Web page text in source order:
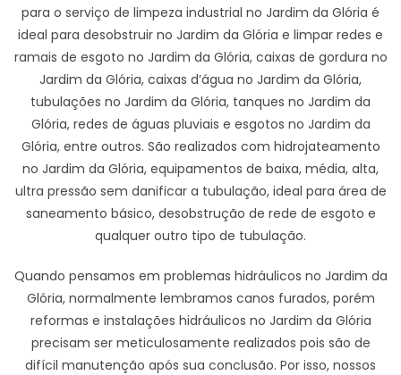
para o serviço de limpeza industrial no Jardim da Glória é
ideal para desobstruir no Jardim da Glória e limpar redes e
ramais de esgoto no Jardim da Glória, caixas de gordura no
Jardim da Glória, caixas d’água no Jardim da Glória,
tubulações no Jardim da Glória, tanques no Jardim da
Glória, redes de águas pluviais e esgotos no Jardim da
Glória, entre outros. São realizados com hidrojateamento
no Jardim da Glória, equipamentos de baixa, média, alta,
ultra pressão sem danificar a tubulação, ideal para área de
saneamento básico, desobstrução de rede de esgoto e
qualquer outro tipo de tubulação.
Quando pensamos em problemas hidráulicos no Jardim da
Glória, normalmente lembramos canos furados, porém
reformas e instalações hidráulicos no Jardim da Glória
precisam ser meticulosamente realizados pois são de
difícil manutenção após sua conclusão. Por isso, nossos